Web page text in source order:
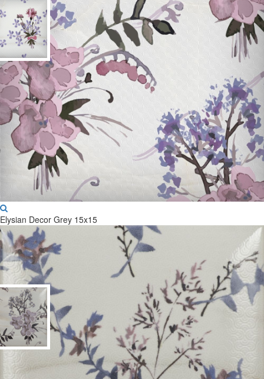
Elysian Decor Grey 15x15